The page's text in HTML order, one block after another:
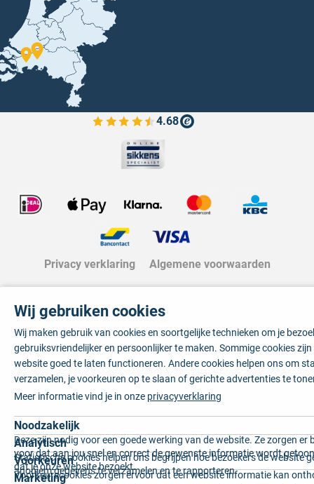
4.68
Bekijk de verfplaza beoordelingen
Privacy verklaring Algemene voorwaarden
Wij gebruiken cookies
Wij maken gebruik van cookies en soortgelijke technieken om je
gebruiksvriendelijker en persoonlijker te maken. Sommige cookies
website goed te laten functioneren. Andere cookies helpen ons om
verzamelen, je voorkeuren op te slaan of gerichte advertenties te
Meer informatie vind je in onze privacyverklaring
Noodzakelijk
Deze zijn nodig voor een goede werking van de website. Ze zorgen er
voor dat aan jou snel en correct de gewenste informatie wordt
dat je onze website bezoekt.
Analytisch
Statistische cookies helpen ons begrijpen hoe bezoekers de website
anoniem gegevens te verzamelen en te rapporteren.
Voorkeuren
Voorkeurscookies zorgen ervoor dat een website informatie kan
Marketing